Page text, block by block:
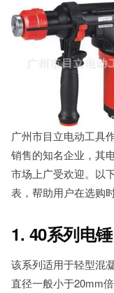
广州市目立电动工具
销售的知名企业，其
市场上广受欢迎。以
表，帮助用户在选购
1. 40系列电锤
该系列适用于轻型混
直径一般小于20mm